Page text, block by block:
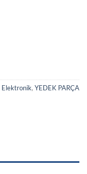
Elektronik, YEDEK PARÇA